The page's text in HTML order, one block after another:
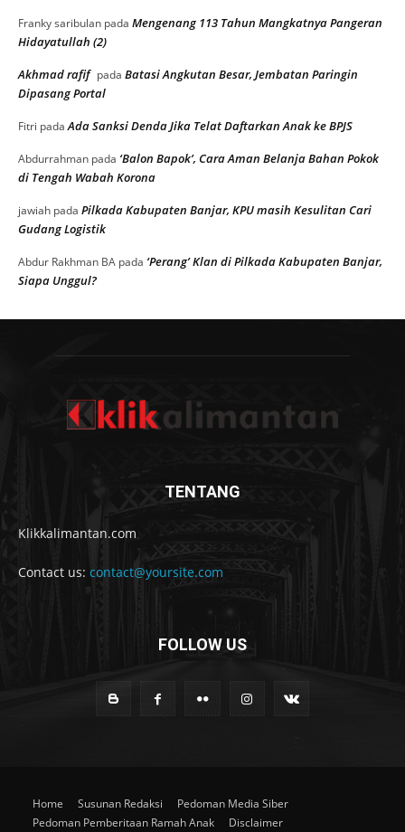
Franky saribulan pada Mengenang 113 Tahun Mangkatnya Pangeran
Hidayatullah (2)
Akhmad rafif pada Batasi Angkutan Besar, Jembatan Paringin
Dipasang Portal
Fitri padaAda Sanksi Denda Jika Telat Daftarkan Anak ke BPJS
Abdurrahman pada ‘Balon Bapok’, Cara Aman Belanja Bahan Pokok
di Tengah Wabah Korona
jawiah pada Pilkada Kabupaten Banjar, KPU masih Kesulitan Cari
Gudang Logistik
Abdur Rakhman BA pada ‘Perang’ Klan di Pilkada Kabupaten Banjar,
Siapa Unggul?
TENTANG
Klikkalimantan.com
Contact us: contact@yoursite.com
FOLLOW US
Home Susunan Redaksi
Pedoman Media Siber
Pedoman Pemberitaan Ramah Anak
Disclaimer